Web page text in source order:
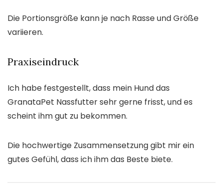
Die Portionsgröße kann je nach Rasse und Größe
variieren.
Praxiseindruck
Ich habe festgestellt, dass mein Hund das
GranataPet Nassfutter sehr gerne frisst, und es
scheint ihm gut zu bekommen.
Die hochwertige Zusammensetzung gibt mir ein
gutes Gefühl, dass ich ihm das Beste biete.